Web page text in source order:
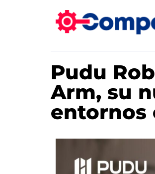
Pudu
Arm, su
entornos